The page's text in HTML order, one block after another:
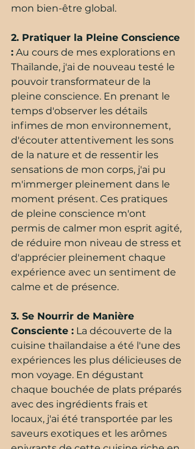
mon bien-être global.
2. Pratiquer la Pleine Conscience
: Au cours de mes explorations en
Thaïlande, j'ai de nouveau testé le
pouvoir transformateur de la
pleine conscience. En prenant le
temps d'observer les détails
infimes de mon environnement,
d'écouter attentivement les sons
de la nature et de ressentir les
sensations de mon corps, j'ai pu
m'immerger pleinement dans le
moment présent. Ces pratiques
de pleine conscience m'ont
permis de calmer mon esprit agité,
de réduire mon niveau de stress et
d'apprécier pleinement chaque
expérience avec un sentiment de
calme et de présence.
3. Se Nourrir de Manière
Consciente : La découverte de la
cuisine thaïlandaise a été l'une des
expériences les plus délicieuses de
mon voyage. En dégustant
chaque bouchée de plats préparés
avec des ingrédients frais et
locaux, j'ai été transportée par les
saveurs exotiques et les arômes